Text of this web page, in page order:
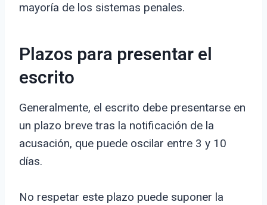
mayoría de los sistemas penales.
Plazos para presentar el
escrito
Generalmente, el escrito debe presentarse en
un plazo breve tras la notificación de la
acusación, que puede oscilar entre 3 y 10
días.
No respetar este plazo puede suponer la